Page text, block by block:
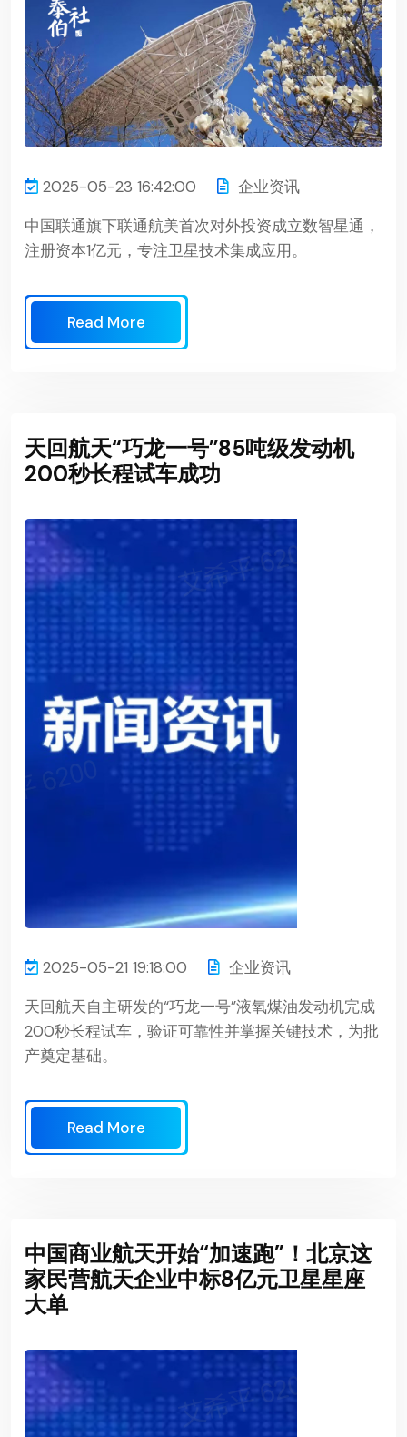
2025-05-23 16:42:00
企业资讯
中国联通旗下联通航美首次对外投资成立数智星通，
注册资本1亿元，专注卫星技术集成应用。
Read More
天回航天“巧龙一号”85吨级发动机
200秒长程试车成功
2025-05-21 19:18:00
企业资讯
天回航天自主研发的“巧龙一号”液氧煤油发动机完成
200秒长程试车，验证可靠性并掌握关键技术，为批
产奠定基础。
Read More
中国商业航天开始“加速跑”！北京这
家民营航天企业中标8亿元卫星星座
大单